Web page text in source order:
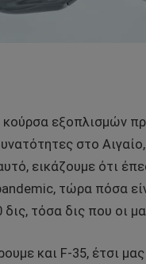
εξοπλισμών
στο
εικάζουμε ότι
τώρα πόσα
δις, τόσα δις που οι
και F-35, έτσι